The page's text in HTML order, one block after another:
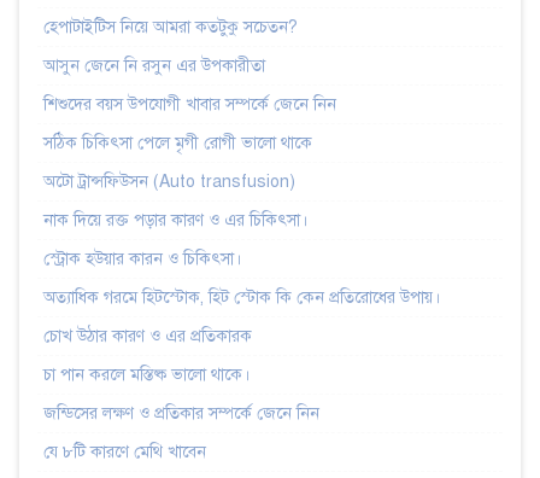
হেপাটাইটিস নিয়ে আমরা কতটুকু সচেতন?
আসুন জেনে নি রসুন এর উপকারীতা
শিশুদের বয়স উপযোগী খাবার সম্পর্কে জেনে নিন
সঠিক চিকিৎসা পেলে মৃগী রোগী ভালো থাকে
অটো ট্রান্সফিউসন (Auto transfusion)
নাক দিয়ে রক্ত পড়ার কারণ ও এর চিকিৎসা।
স্ট্রোক হউয়ার কারন ও চিকিৎসা।
অত্যাধিক গরমে হিটস্টোক, হিট স্টোক কি কেন প্রতিরোধের উপায়।
চোখ উঠার কারণ ও এর প্রতিকারক
চা পান করলে মস্তিষ্ক ভালো থাকে।
জন্ডিসের লক্ষণ ও প্রতিকার সম্পর্কে জেনে নিন
যে ৮টি কারণে মেথি খাবেন